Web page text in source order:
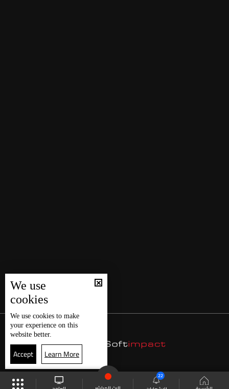
22
We use
cookies
We use cookies to make
your experience on this
website better.
Accept Learn More